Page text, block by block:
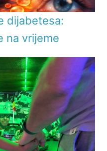
dijabetesa:
na vrijeme